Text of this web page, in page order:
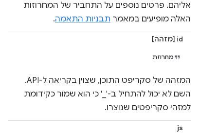
אליהם. פרטים נוספים על התחביר של המחרוזות
האלה מופיעים במאמר תבניות התאמה.
id [מזהה]
מחרוזת
המזהה של סקריפט התוכן, שצוין בקריאה ל-API.
השם לא יכול להתחיל ב-'_' כי הוא שמור כקידומת
למזהי סקריפטים שנוצרו.
js